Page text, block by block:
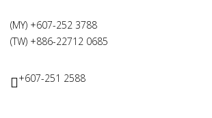
(MY) +607-252 3788
(TW) +886-22712 0685
+607-251 2588